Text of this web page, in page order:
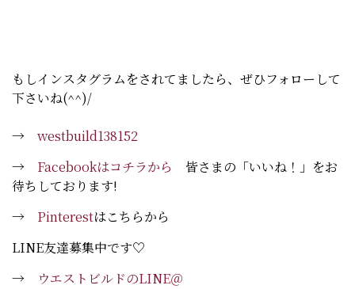
もしインスタグラムをされてましたら、ぜひフォローして
下さいね(^^)/
→ westbuild138152
→ Facebookはコチラから
皆さまの「いいね！」をお
待ちしております!
→ Pinterestはこちらから
LINE友達募集中です♡
→
ウエストビルドのLINE＠